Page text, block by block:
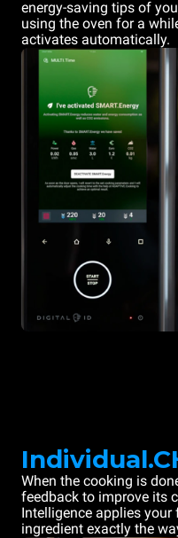
energy-saving tips of
using the oven for a
activates automatically.
When the cooking is
feedback to improve its
Intelligence applies your
ingredient exactly the